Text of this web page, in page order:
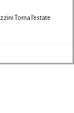
Torna l’estate